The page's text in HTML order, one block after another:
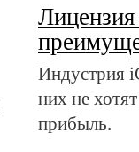
Индустрия
них не
прибыль.